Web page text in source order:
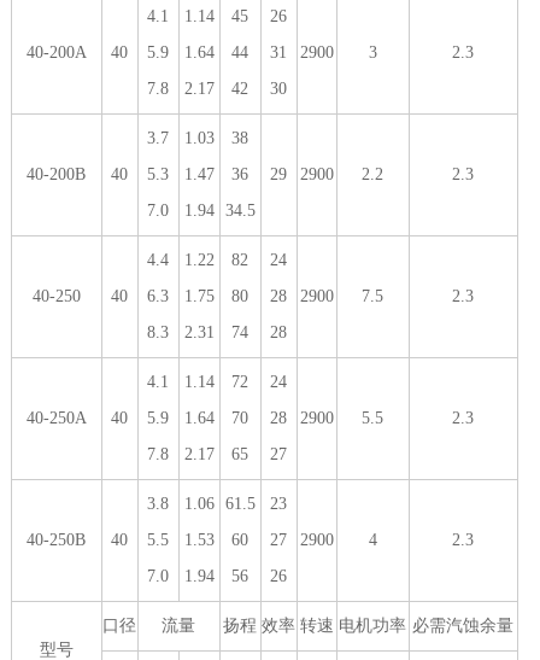
40-200A 40
4.1
5.9
7.8
1.14
1.64
2.17
45
44
42
26
31
30
2900 3 2.3
40-200B 40
3.7
5.3
7.0
1.03
1.47
1.94
38
36
34.5
29 2900 2.2 2.3
40-250 40
4.4
6.3
8.3
1.22
1.75
2.31
82
80
74
24
28
28
2900 7.5 2.3
40-250A 40
4.1
5.9
7.8
1.14
1.64
2.17
72
70
65
24
28
27
2900 5.5 2.3
40-250B 40
3.8
5.5
7.0
1.06
1.53
1.94
61.5
60
56
23
27
26
2900 4 2.3
型号
口径 流量 扬程 效率 转速 电机功率 必需汽蚀余量